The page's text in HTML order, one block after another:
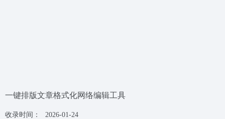
一键排版文章格式化网络编辑工具
收录时间： 2026-01-24